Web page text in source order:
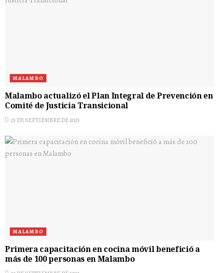
MALAMBO
Malambo actualizó el Plan Integral de Prevención en
Comité de Justicia Transicional
25 DE SEPTIEMBRE DE 2025
MALAMBO
Primera capacitación en cocina móvil benefició a
más de 100 personas en Malambo